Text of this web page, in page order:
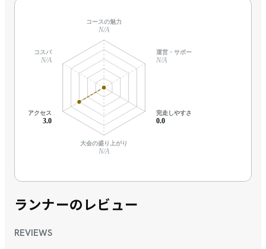
コースの魅力
N/A
運営・サポート
N/A
完走しやすさ
0.0
大会の盛り上がり
N/A
アクセス
3.0
コスパ
N/A
ランナーのレビュー
REVIEWS